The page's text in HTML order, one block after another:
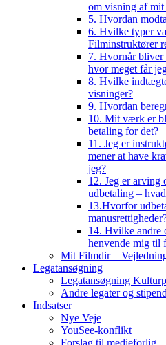
om visning af
5. Hvordan
6. Hvilke typer
Filminstruktører
7. Hvornår bliver
hvor meget får
8. Hvilke
visninger?
9. Hvordan
10. Mit værk er
betaling for det?
11. Jeg er
mener at have
jeg?
12. Jeg er arving
udbetaling –
13.Hvorfor
14. Hvilke andre
henvende mig til
Mit Filmdir –
Legatansøgning
Legatansøgning
Andre legater og
Indsatser
Nye Veje
YouSee-konflikt
Forslag til medieforlig